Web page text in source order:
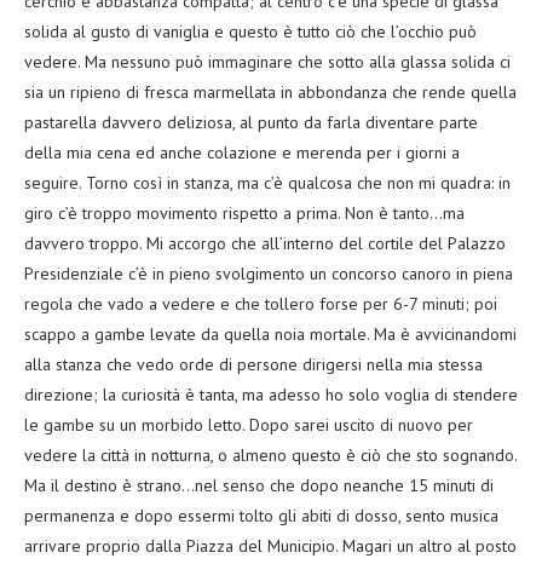
solida al gusto di vaniglia e questo è tutto ciò che l’occhio può
vedere. Ma nessuno può immaginare che sotto alla glassa solida ci
sia un ripieno di fresca marmellata in abbondanza che rende quella
pastarella davvero deliziosa, al punto da farla diventare parte
della mia cena ed anche colazione e merenda per i giorni a
seguire. Torno così in stanza, ma c’è qualcosa che non mi quadra: in
giro c’è troppo movimento rispetto a prima. Non è tanto…ma
davvero troppo. Mi accorgo che all’interno del cortile del Palazzo
Presidenziale c’è in pieno svolgimento un concorso canoro in piena
regola che vado a vedere e che tollero forse per 6-7 minuti; poi
scappo a gambe levate da quella noia mortale. Ma è avvicinandomi
alla stanza che vedo orde di persone dirigersi nella mia stessa
direzione; la curiosità è tanta, ma adesso ho solo voglia di stendere
le gambe su un morbido letto. Dopo sarei uscito di nuovo per
vedere la città in notturna, o almeno questo è ciò che sto sognando.
Ma il destino è strano…nel senso che dopo neanche 15 minuti di
permanenza e dopo essermi tolto gli abiti di dosso, sento musica
arrivare proprio dalla Piazza del Municipio. Magari un altro al posto